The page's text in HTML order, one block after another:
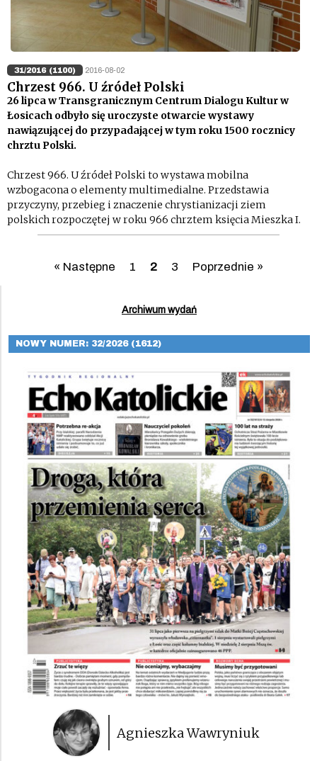
31/2016 (1100) 2016-08-02
Chrzest 966. U źródeł Polski
26 lipca w Transgranicznym Centrum Dialogu Kultur w
Łosicach odbyło się uroczyste otwarcie wystawy
nawiązującej do przypadającej w tym roku 1500 rocznicy
chrztu Polski.
Chrzest 966. U źródeł Polski to wystawa mobilna
wzbogacona o elementy multimedialne. Przedstawia
przyczyny, przebieg i znaczenie chrystianizacji ziem
polskich rozpoczętej w roku 966 chrztem księcia Mieszka I.
« Następne 1 2 3 Poprzednie »
Archiwum wydań
NOWY NUMER: 32/2026 (1612)
Agnieszka Wawryniuk